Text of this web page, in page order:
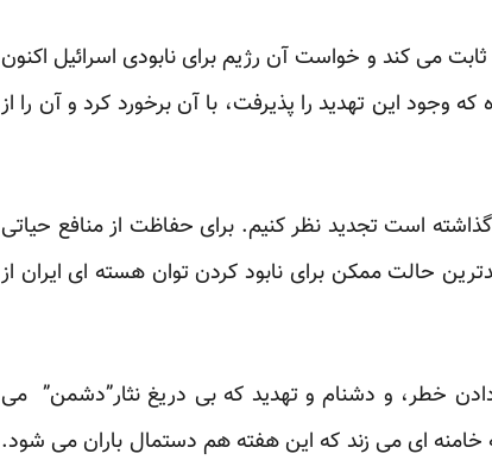
می کند و خواست آن رژیم برای نابودی اسرائیل اکنون
وجود این تهدید را پذیرفت، با آن برخورد کرد و آن را از
گذاشته است تجدید نظر کنیم. برای حفاظت از منافع حیاتی
حالت ممکن برای نابود کردن توان هسته ای ایران از
خطر، و دشنام و تهدید که بی دریغ نثار”دشمن” می
خامنه ای می زند که این هفته هم دستمال باران می شود.